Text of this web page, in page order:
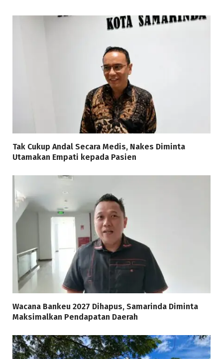
Tak Cukup Andal Secara Medis, Nakes Diminta
Utamakan Empati kepada Pasien
Wacana Bankeu 2027 Dihapus, Samarinda Diminta
Maksimalkan Pendapatan Daerah